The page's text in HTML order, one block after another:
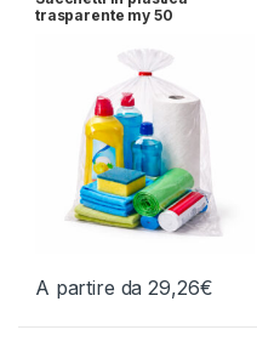
trasparente my 50
A partire da29,26€
Questo prodotto ha più